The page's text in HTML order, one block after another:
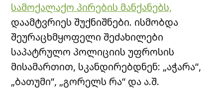
სამოქალაქო პირების მანქანებს,
დაამტვრიეს შუქნიშნები. ისმობდა
შეურაცხმყოფელი შეძახილები
საპატრულო პოლიციის უფროსის
მისამართით, სკანდირებდნენ: „აჭარა“,
„ბათუმი“, „გორელს რა“ და ა.შ.